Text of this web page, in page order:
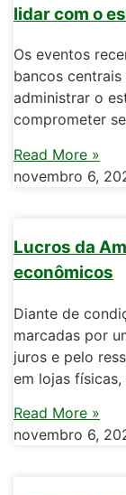
lidar com o
Os eventos
bancos
administrar o
comprometer
Read More »
novembro 6,
Lucros da
econômicos
Diante de
marcadas por
juros e pelo
em lojas físicas,
Read More »
novembro 6,